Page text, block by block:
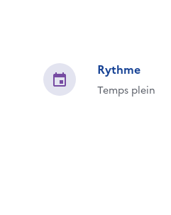
Rythme
Temps plein